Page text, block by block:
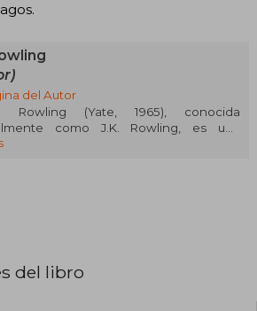
del Autor
Rowling (Yate, 1965), conocida
como J.K. Rowling, es una
y guionista británica que ha dejado una
Fue durante un viaje en tren
del libro